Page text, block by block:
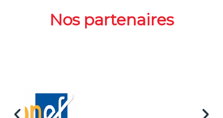
Nos partenaires